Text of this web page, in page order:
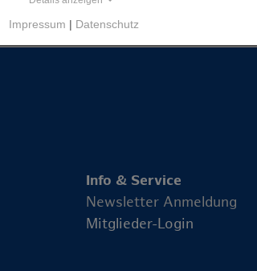
Impressum | Datenschutz
Info & Service
Newsletter Anmeldung
Mitglieder-Login